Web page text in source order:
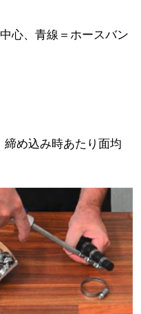
心、青線＝ホースバン
締め込み時あたり面均